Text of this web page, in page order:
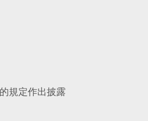
規定作出披露